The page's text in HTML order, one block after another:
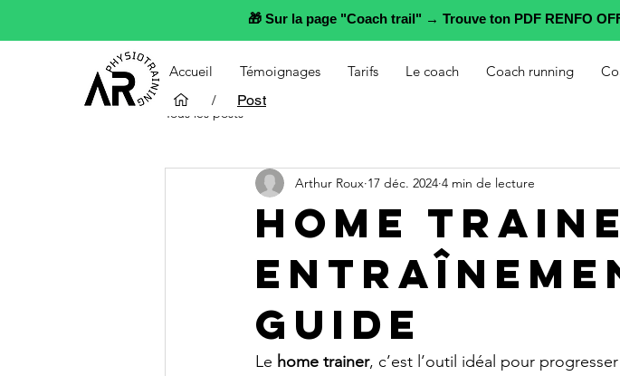
🎁 Sur la page "Coach trail" → Trouve ton PDF RENFO
Accueil Témoignages Tarifs Le coach Coach running
/
Post
Tous les posts
Home
Guide
Arthur Roux 17 déc. 2024 4 min de lecture
Le home trainer, c’est l’outil idéal pour